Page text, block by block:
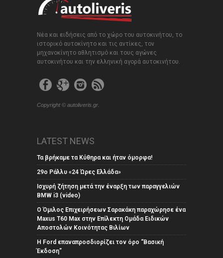
Νέα και ειδήσεις από το χώρο του αυτοκινήτου, το
ιστορικό αυτοκίνητο και τις αντίκες, τον
μηχανοκίνητο αθλητισμό και τους αγώνες
αυτοκινήτου και την ελληνική αγορά αυτοκινήτου.
Copyright © autoliveris.gr.
LATEST NEWS
Τα βρήκαμε τα Κύθηρα και ήταν όμορφα!
29ο Ράλλυ «24 Ώρες Ελλάδα»
Ισχυρή ζήτηση μετά την έναρξη των παραγγελιών
BMW i3 (video)
Ο Όμιλος Επιχειρήσεων Σαρακάκη παραχώρησε ένα
Maxus T60 Max στην Επίλεκτη Ομάδα Ειδικών
Αποστολών Κοινότητας Βιλίων
Η Ford επαναπροσδιορίζει τον όρο “Βασική
Έκδοση”